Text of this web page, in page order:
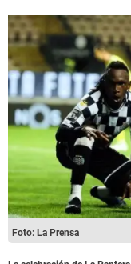
Foto: La Prensa